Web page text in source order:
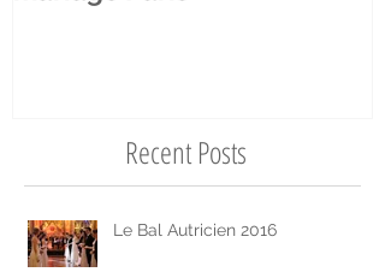
Recent Posts
Le Bal Autricien 2016